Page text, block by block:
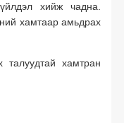
хийж чадна.
хамтаар амьдрах
хамтран